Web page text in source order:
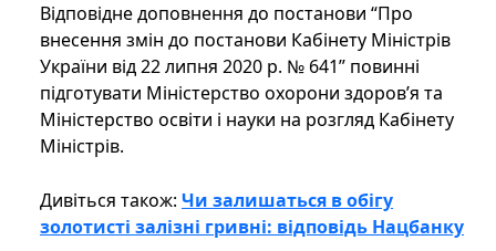
Відповідне доповнення до постанови “Про
внесення змін до постанови Кабінету Міністрів
України від 22 липня 2020 р. № 641” повинні
підготувати Міністерство охорони здоров’я та
Міністерство освіти і науки на розгляд Кабінету
Міністрів.
Дивіться також: Чи залишаться в обігу
золотисті залізні гривні: відповідь Нацбанку